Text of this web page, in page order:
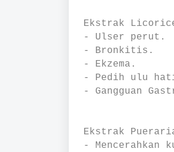
Ekstrak
- Ulser perut.
- Bronkitis.
- Ekzema.
- Pedih ulu
- Gangguan
Ekstrak
- Mencerahkan